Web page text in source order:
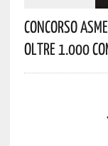
Concorso
Oltre 1.000